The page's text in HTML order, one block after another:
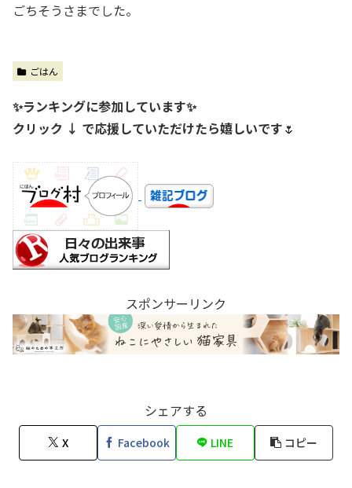
ごちそうさまでした。
ごはん
✨ランキングに参加しています✨
クリック ↓ で応援していただけたら嬉しいです🌷
スポンサーリンク
シェアする
X Facebook LINE コピー